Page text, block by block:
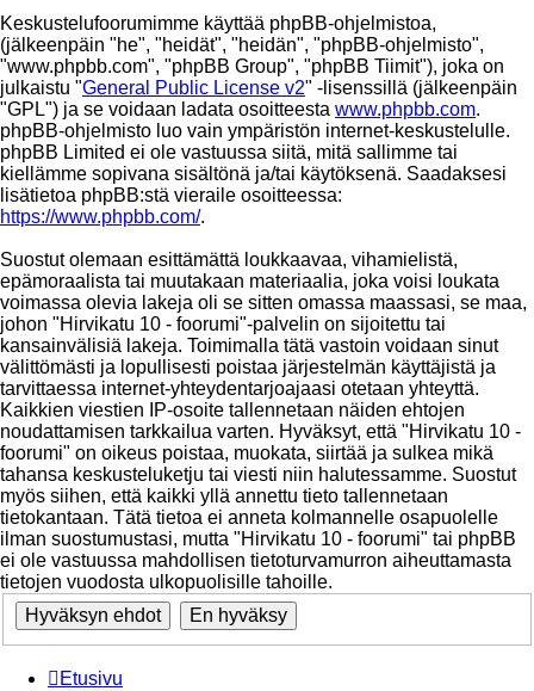
Keskustelufoorumimme käyttää phpBB-ohjelmistoa,
(jälkeenpäin "he", "heidät", "heidän", "phpBB-ohjelmisto",
"www.phpbb.com", "phpBB Group", "phpBB Tiimit"), joka on
julkaistu "General Public License v2" -lisenssillä (jälkeenpäin
"GPL") ja se voidaan ladata osoitteesta www.phpbb.com.
phpBB-ohjelmisto luo vain ympäristön internet-keskustelulle.
phpBB Limited ei ole vastuussa siitä, mitä sallimme tai
kiellämme sopivana sisältönä ja/tai käytöksenä. Saadaksesi
lisätietoa phpBB:stä vieraile osoitteessa:
https://www.phpbb.com/.
Suostut olemaan esittämättä loukkaavaa, vihamielistä,
epämoraalista tai muutakaan materiaalia, joka voisi loukata
voimassa olevia lakeja oli se sitten omassa maassasi, se maa,
johon "Hirvikatu 10 - foorumi"-palvelin on sijoitettu tai
kansainvälisiä lakeja. Toimimalla tätä vastoin voidaan sinut
välittömästi ja lopullisesti poistaa järjestelmän käyttäjistä ja
tarvittaessa internet-yhteydentarjoajaasi otetaan yhteyttä.
Kaikkien viestien IP-osoite tallennetaan näiden ehtojen
noudattamisen tarkkailua varten. Hyväksyt, että "Hirvikatu 10 -
foorumi" on oikeus poistaa, muokata, siirtää ja sulkea mikä
tahansa keskusteluketju tai viesti niin halutessamme. Suostut
myös siihen, että kaikki yllä annettu tieto tallennetaan
tietokantaan. Tätä tietoa ei anneta kolmannelle osapuolelle
ilman suostumustasi, mutta "Hirvikatu 10 - foorumi" tai phpBB
ei ole vastuussa mahdollisen tietoturvamurron aiheuttamasta
tietojen vuodosta ulkopuolisille tahoille.
Etusivu